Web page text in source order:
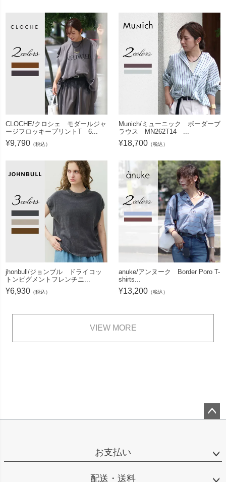
CLOCHE/クロシェ モダールジャ
ージフロッキープリントT 6...
¥9,790 （税込）
Munich/ミューニック ボーダーブ
ラウス MN262T14 ...
¥18,700 （税込）
jhonbull/ジョンブル ドライコッ
トンピグメントフレンチニ...
¥6,930 （税込）
anuke/アンヌーク Border Poro T-
shirts...
¥13,200 （税込）
VIEW MORE
ップ
へ
お支払い
配送・送料